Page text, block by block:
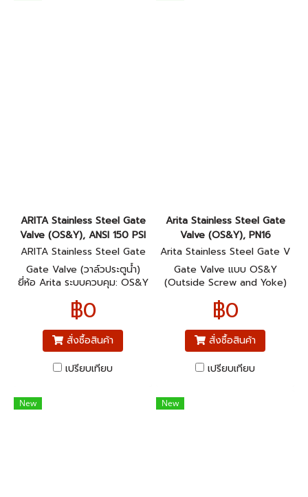
ARITA Stainless Steel Gate
Valve (OS&Y), ANSI 150 PSI
ARITA Stainless Steel Gate
Valve (OS&Y), ANSI 150 PSI
Gate Valve (วาล์วประตูน้ำ)
ยี่ห้อ Arita ระบบควบคุม: OS&Y
฿0
สั่งซื้อสินค้า
เปรียบเทียบ
Arita Stainless Steel Gate
Valve (OS&Y), PN16
Arita Stainless Steel Gate V
alve (OS&Y), PN16
Gate Valve แบบ OS&Y
(Outside Screw and Yoke)
สแตนเลสสตีล (Stainless
Steel)
฿0
สั่งซื้อสินค้า
เปรียบเทียบ
New New